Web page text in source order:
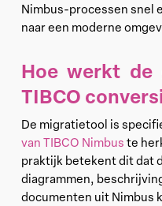
Nimbus-processen snel
naar een moderne
Hoe werkt de
TIBCO
De migratietool is
van TIBCO Nimbus te
praktijk betekent dit dat
diagrammen,
documenten uit Nimbus